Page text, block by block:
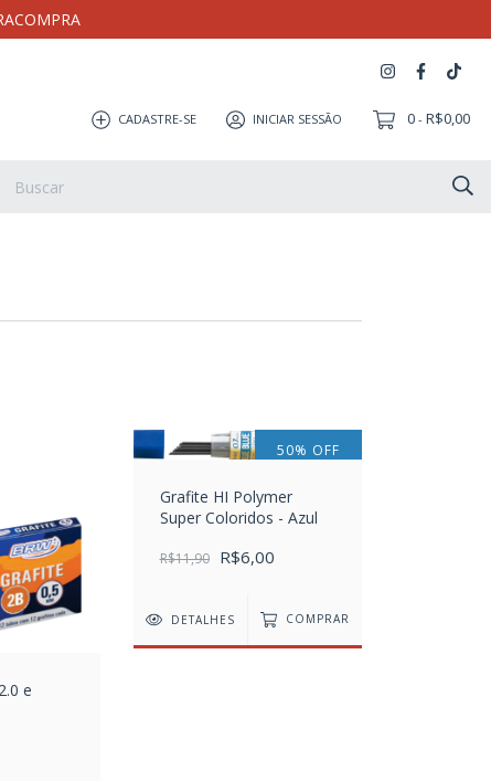
CADASTRE-SE INICIAR SESSÃO 0 - R$0,00
Artesanato Eletrônicos
e
50% OFF
Grafite HI Polymer
Super Coloridos - Azul
R$11,90 R$6,00
DETALHES COMPRAR